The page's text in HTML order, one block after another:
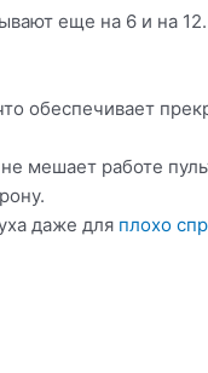
еще на 6 и на
обеспечивает
мешает работе
даже для плохо